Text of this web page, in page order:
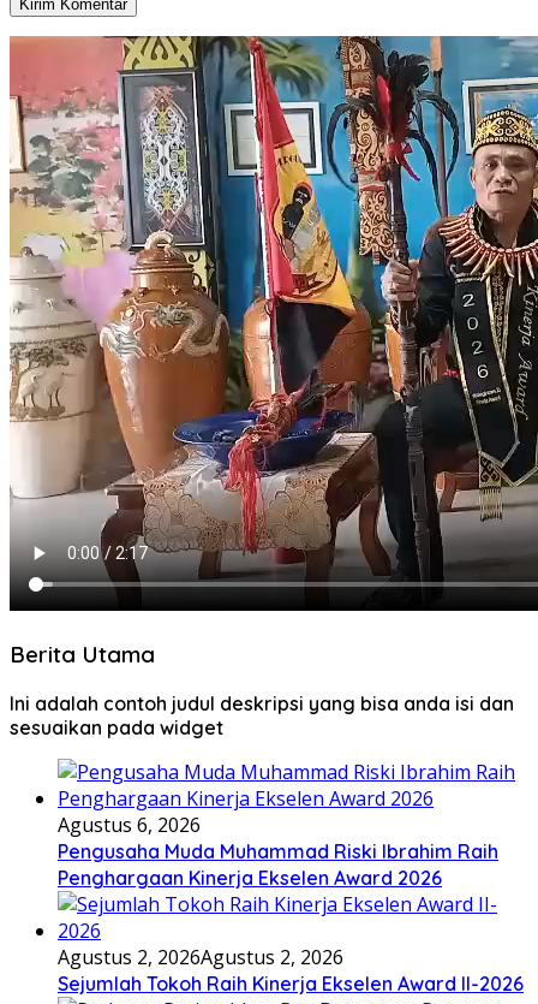
Berita Utama
Ini adalah contoh judul deskripsi yang bisa anda isi dan
sesuaikan pada widget
Agustus 6, 2026
Pengusaha Muda Muhammad Riski Ibrahim Raih
Penghargaan Kinerja Ekselen Award 2026
Agustus 2, 2026Agustus 2, 2026
Sejumlah Tokoh Raih Kinerja Ekselen Award II-2026